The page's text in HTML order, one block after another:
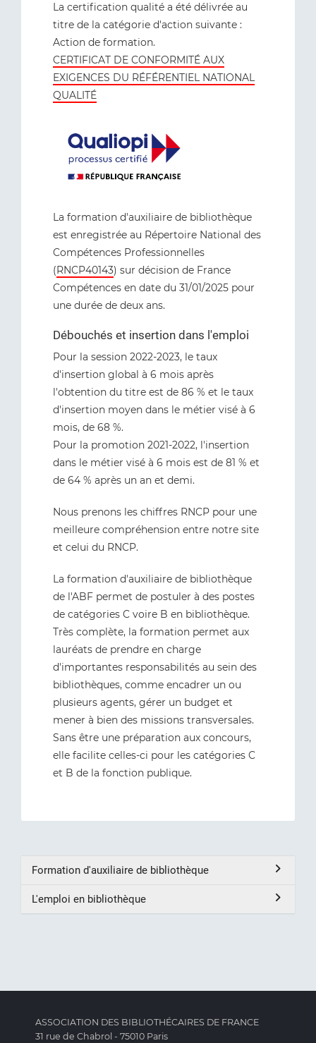
La certification qualité a été délivrée au
titre de la catégorie d'action suivante :
Action de formation.
CERTIFICAT DE CONFORMITÉ AUX
EXIGENCES DU RÉFÉRENTIEL NATIONAL
QUALITÉ
La formation d'auxiliaire de bibliothèque
est enregistrée au Répertoire National des
Compétences Professionnelles
(RNCP40143) sur décision de France
Compétences en date du 31/01/2025 pour
une durée de deux ans.
Débouchés et insertion dans l'emploi
Pour la session 2022-2023, le taux
d'insertion global à 6 mois après
l'obtention du titre est de 86 % et le taux
d'insertion moyen dans le métier visé à 6
mois, de 68 %.
Pour la promotion 2021-2022, l'insertion
dans le métier visé à 6 mois est de 81 % et
de 64 % après un an et demi.
Nous prenons les chiffres RNCP pour une
meilleure compréhension entre notre site
et celui du RNCP.
La formation d'auxiliaire de bibliothèque
de l'ABF permet de postuler à des postes
de catégories C voire B en bibliothèque.
Très complète, la formation permet aux
lauréats de prendre en charge
d'importantes responsabilités au sein des
bibliothèques, comme encadrer un ou
plusieurs agents, gérer un budget et
mener à bien des missions transversales.
Sans être une préparation aux concours,
elle facilite celles-ci pour les catégories C
et B de la fonction publique.
Formation d'auxiliaire de bibliothèque
L'emploi en bibliothèque
ASSOCIATION DES BIBLIOTHÉCAIRES DE FRANCE
31 rue de Chabrol - 75010 Paris